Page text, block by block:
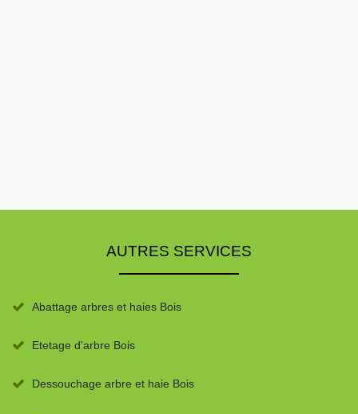
AUTRES SERVICES
Abattage arbres et haies Bois
Etetage d'arbre Bois
Dessouchage arbre et haie Bois